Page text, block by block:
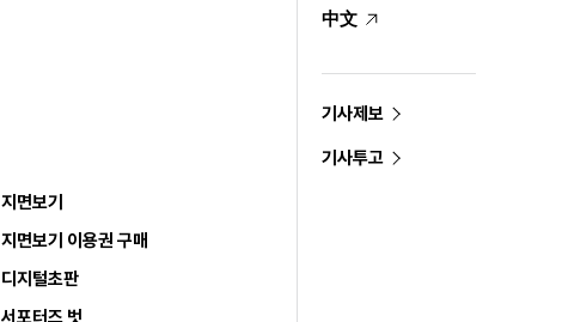
지면보기
지면보기 이용권 구매
디지털초판
서포터즈 벗
中文
기사제보
기사투고